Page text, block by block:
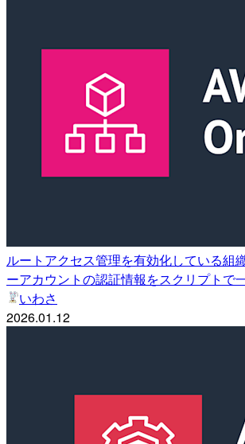
ルートアクセス管理を有効化している組
ーアカウントの認証情報をスクリプトで
いわさ
2026.01.12